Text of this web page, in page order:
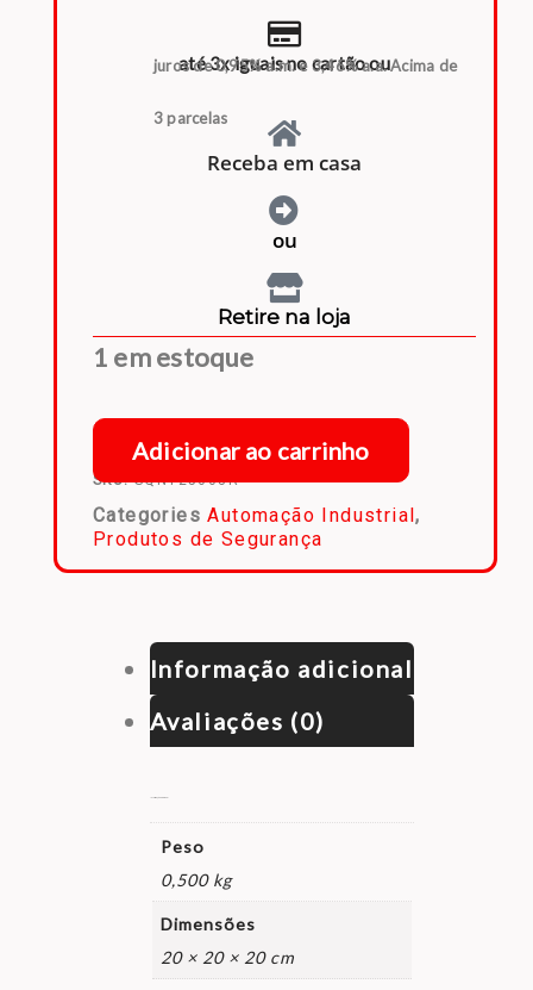
até 3x iguais no cartão ou
juros de 0,95% a.m. e 3,46% a.a. Acima de
3 parcelas
Receba em casa
ou
Retire na loja
1 em estoque
Adicionar ao carrinho
SKU:SQN125003R
Categories Automação Industrial,
Produtos de Segurança
Informação adicional
Avaliações (0)
Peso
0,500 kg
Dimensões
20 × 20 × 20 cm